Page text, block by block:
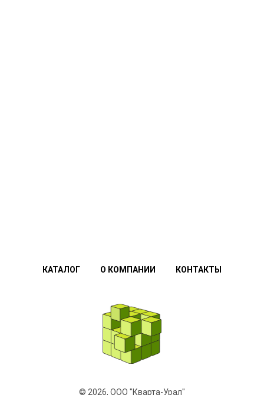
+7 (912) 630-05-93 (MAX / Telegram /
+7 (906) 802-37-39 (Мобильный)
КАТАЛОГ О КОМПАНИИ КОНТАКТЫ
© 2026, ООО "Кварта-Урал"